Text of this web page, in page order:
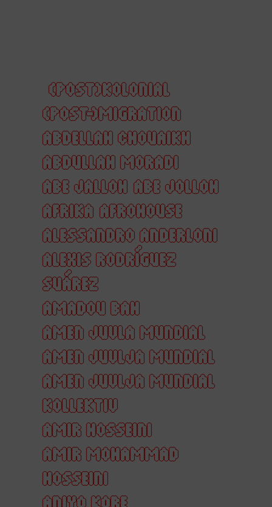
(POST)KOLONIAL
(POST-)MIGRATION
ABDELLAH CHOUAIKH
ABDULLAH MORADI
ABE JALLOH ABE JOLLOH
AFRIKA AFROHOUSE
ALESSANDRO ANDERLONI
ALEXIS RODRÍGUEZ
SUÁREZ
AMADOU BAH
AMEN JUVLA MUNDIAL
AMEN JUVLJA MUNDIAL
AMEN JUVLJA MUNDIAL
KOLLEKTIV
AMIR HOSSEINI
AMIR MOHAMMAD
HOSSEINI
ANIYO KORE